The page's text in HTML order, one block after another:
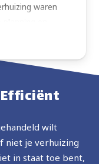
waren
en
Zeer
advies
Goede
wilt
niet je verhuizing
in staat toe bent,